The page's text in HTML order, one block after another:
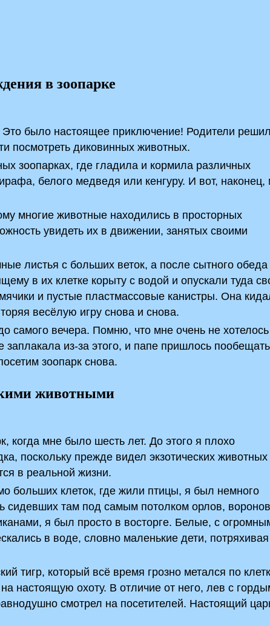
в зоопарке
Это было настоящее приключение! Родители
посмотреть диковинных животных.
зоопарках, где гладила и кормила различных
белого медведя или кенгуру. И вот, наконец,
многие животные находились в просторных
увидеть их в движении, занятых своими
листья с больших веток, а после сытного обеда
в их клетке корыту с водой и опускали туда
и пустые пластмассовые канистры. Она
весёлую игру снова и снова.
самого вечера. Помню, что мне очень не хотелось
из-за этого, и папе пришлось пообещать
зоопарк снова.
животными
когда мне было шесть лет. До этого я плохо
поскольку прежде видел экзотических животных
в реальной жизни.
больших клеток, где жили птицы, я был немного
сидевших там под самым потолком орлов,
я был просто в восторге. Белые, с
в воде, словно маленькие дети,
тигр, который всё время грозно метался по
настоящую охоту. В отличие от него, лев с
смотрел на посетителей. Настоящий